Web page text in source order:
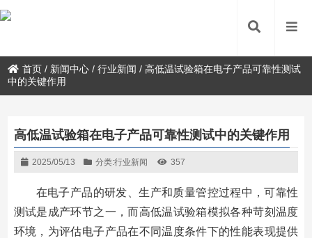
首页 / 新闻中心 /行业新闻 /高低温试验箱在电子产品可靠性测试
中的关键作用
高低温试验箱在电子产品可靠性测试中的关键作用
2025/05/13 分类:行业新闻 357
在电子产品的研发、生产和质量管控过程中，可靠性
测试是成产环节之一，而高低温试验箱模拟各种苛刻温度
环境，为评估电子产品在不同温度条件下的性能表现提供